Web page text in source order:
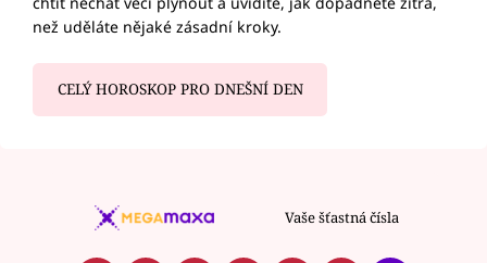
než uděláte nějaké zásadní kroky.
CELÝ HOROSKOP PRO DNEŠNÍ DEN
Vaše šťastná čísla